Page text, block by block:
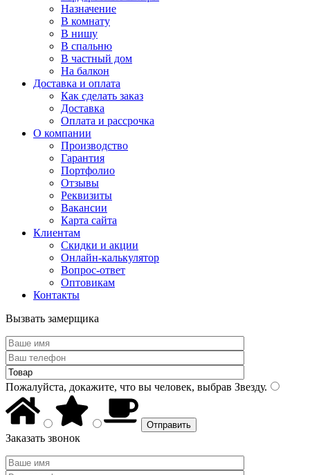
Назначение
В комнату
В нишу
В спальню
В частный дом
На балкон
Доставка и оплата
Как сделать заказ
Доставка
Оплата и рассрочка
О компании
Производство
Гарантия
Портфолио
Отзывы
Реквизиты
Вакансии
Карта сайта
Клиентам
Скидки и акции
Онлайн-калькулятор
Вопрос-ответ
Оптовикам
Контакты
Вызвать замерщика
Пожалуйста, докажите, что вы человек, выбрав Звезду.
Заказать звонок